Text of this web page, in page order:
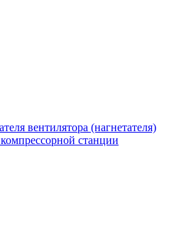
вентилятора (нагнетателя)
станции